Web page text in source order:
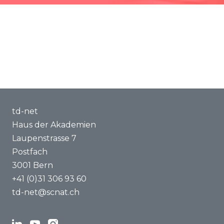
td-net
Haus der Akademien
Laupenstrasse 7
Postfach
3001 Bern
+41 (0)31 306 93 60
td-net@scnat.ch